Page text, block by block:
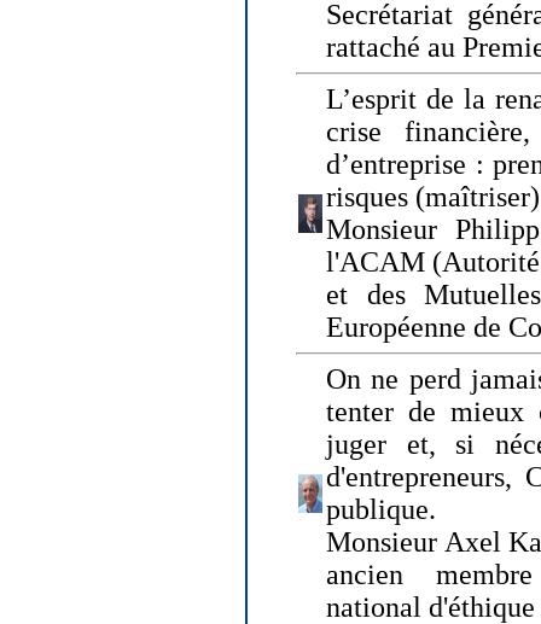
Secrétariat
rattaché au
L’esprit de la
crise
d’entreprise :
risques
Monsieur
l'ACAM (Autorité
et des
Européenne de
On ne perd
tenter de mieux
juger et, si
d'entrepreneurs,
publique.
Monsieur Axel
ancien
national d'éthique